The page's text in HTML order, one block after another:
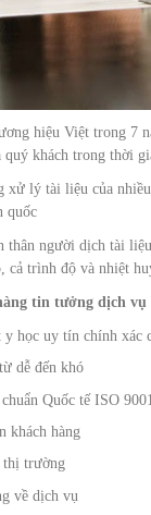
hiệu Việt trong 7
khách trong thời
xử lý tài liệu của
quốc
thân người dịch tài
cả trình độ và nhiệt
tin tưởng dịch vụ
học uy tín chính xác
dễ đến khó
Quốc tế ISO 9001
khách hàng
thị trường
về dịch vụ